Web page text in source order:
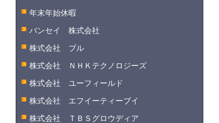
年末年始休暇
バンセイ 株式会社
株式会社 ブル
株式会社 ＮＨＫテクノロジーズ
株式会社 ユーフィールド
株式会社 エフイーティーブイ
株式会社 ＴＢＳグロウディア